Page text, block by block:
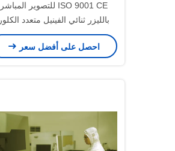
ISO 9001 CE للتصوير المباشر
بالليزر ثنائي الفينيل متعدد الكلور
380 فولت
احصل على أفضل سعر